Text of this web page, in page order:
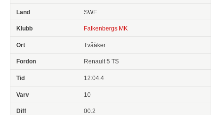
SWE
Falkenbergs MK
Tvååker
Renault 5 TS
12:04.4
10
00.2